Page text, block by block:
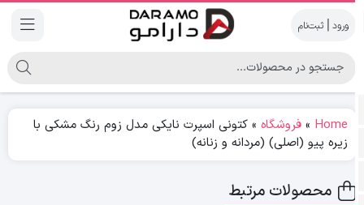
|
Home
» فروشگاه» کتونی اسپرت نایکی مدل زوم رنگ مشکی با
زیره پیو (اصلی) (مردانه و زنانه)
محصولات مرتبط